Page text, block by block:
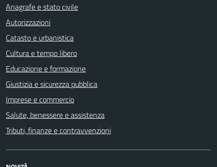
Anagrafe e stato civile
Autorizzazioni
Catasto e urbanistica
Cultura e tempo libero
Educazione e formazione
Giustizia e sicurezza pubblica
Imprese e commercio
Salute, benessere e assistenza
Tributi, finanze e contravvenzioni